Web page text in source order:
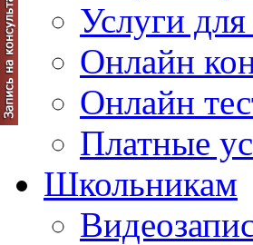
Услуги
Онлайн
Онлайн
Платные
Школьникам